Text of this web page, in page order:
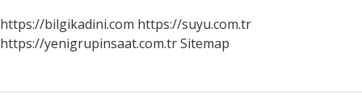
https://bilgikadini.com https://suyu.com.tr
https://yenigrupinsaat.com.trSitemap